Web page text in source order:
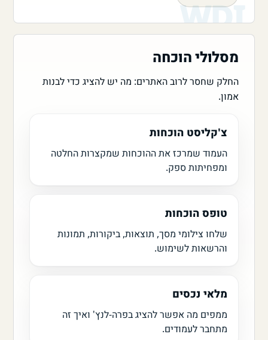
מסלולי הוכחה
החלק שחסר לרוב האתרים: מה יש להציג כדי לבנות
אמון.
צ'קליסט הוכחות
העמוד שמרכז את ההוכחות שמקצרות החלטה
ומפחיתות ספק.
טופס הוכחות
שלחו צילומי מסך, תוצאות, ביקורות, תמונות
והרשאות לשימוש.
מלאי נכסים
ממפים מה אפשר להציג בפרה-לנץ' ואיך זה
מתחבר לעמודים.